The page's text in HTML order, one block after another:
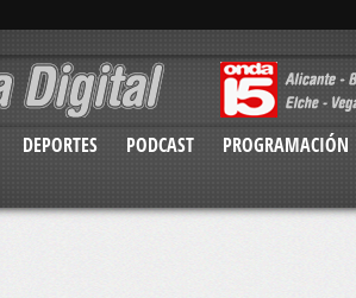
DEPORTES PODCAST PROGRAMACIÓN